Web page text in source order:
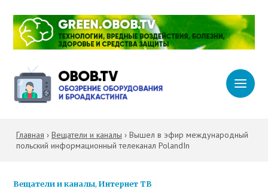
Главная › Вещатели и каналы › Вышел в эфир международный
польский информационный телеканал PolandIn
Вещатели и каналы,Интернет ТВ